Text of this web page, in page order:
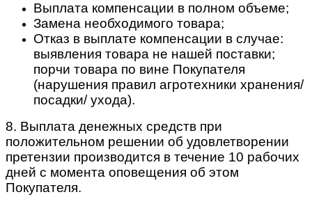
Выплата компенсации в полном объеме;
Замена необходимого товара;
Отказ в выплате компенсации в случае:
выявления товара не нашей поставки;
порчи товара по вине Покупателя
(нарушения правил агротехники хранения/
посадки/ ухода).
8. Выплата денежных средств при
положительном решении об удовлетворении
претензии производится в течение 10 рабочих
дней с момента оповещения об этом
Покупателя.